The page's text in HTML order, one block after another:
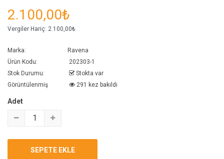
2.100,00₺
Vergiler Hariç: 2.100,00₺
Marka:
Ravena
Ürün Kodu:
202303-1
Stok Durumu:
Stokta var
Görüntülenmiş
291 kez bakıldı
Adet